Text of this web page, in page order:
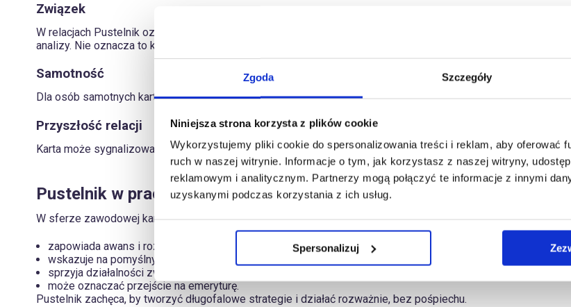
Zgoda Szczegóły
Niniejsza strona korzysta z plików cookie
Wykorzystujemy pliki cookie do spersonalizowania treści i reklam, aby oferować
ruch w naszej witrynie. Informacje o tym, jak korzystasz z naszej witryny,
reklamowym i analitycznym. Partnerzy mogą połączyć te informacje z innymi
uzyskanymi podczas korzystania z ich usług.
Spersonalizuj
Związek
W relacjach Pustelnik oznacza czas dystansu i refleksji. Partnerzy mogą oddalić się od siebie – fizycznie lub
analizy. Nie oznacza to końca relacji, ale chwilową konieczność zastanowienia się nad jej przyszłością.
Samotność
Dla osób samotnych karta wskazuje na brak zmian – Pustelnik zachęca do tego, by najpierw pokochać
Przyszłość relacji
Karta może sygnalizować kryzys, ale także dojrzewanie związku. Jeśli relacja przetrwa czas introspekcji,
Pustelnik w pracy i finansach
W sferze zawodowej karta ta jest zaskakująco pozytywna:
zapowiada awans i rozwój,
wskazuje na pomyślny okres w biznesie,
sprzyja działalności związanej z przeszłością: antykami, zabytkami, historią, ubezpieczeniami, edukacją,
może oznaczać przejście na emeryturę.
Pustelnik zachęca, by tworzyć długofalowe strategie i działać rozważnie, bez pośpiechu.